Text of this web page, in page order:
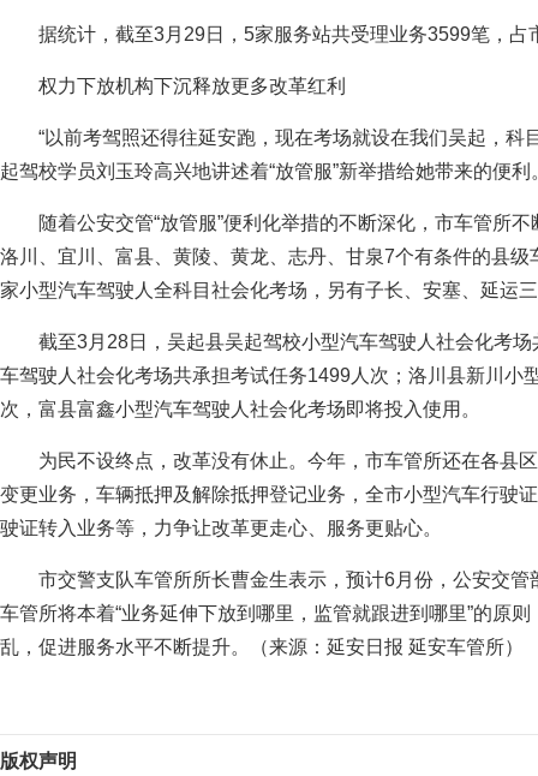
据统计，截至3月29日，5家服务站共受理业务3599笔，
权力下放机构下沉释放更多改革红利
“以前考驾照还得往延安跑，现在考场就设在我们吴起，
起驾校学员刘玉玲高兴地讲述着“放管服”新举措给她带来的便
随着公安交管“放管服”便利化举措的不断深化，市车管所
洛川、宜川、富县、黄陵、黄龙、志丹、甘泉7个有条件的县
家小型汽车驾驶人全科目社会化考场，另有子长、安塞、延运
截至3月28日，吴起县吴起驾校小型汽车驾驶人社会化考
车驾驶人社会化考场共承担考试任务1499人次；洛川县新川小
次，富县富鑫小型汽车驾驶人社会化考场即将投入使用。
为民不设终点，改革没有休止。今年，市车管所还在各县
变更业务，车辆抵押及解除抵押登记业务，全市小型汽车行驶
驶证转入业务等，力争让改革更走心、服务更贴心。
市交警支队车管所所长曹金生表示，预计6月份，公安交
车管所将本着“业务延伸下放到哪里，监管就跟进到哪里”的原
乱，促进服务水平不断提升。（来源：延安日报 延安车管所）
版权声明